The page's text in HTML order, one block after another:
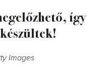
így
Images